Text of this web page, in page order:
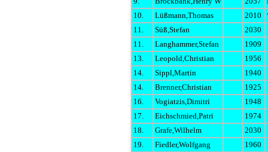
10.
Lüßmann,Thomas 2010
11.
Süß,Stefan
2030
11.
Langhammer,Stefan
1909
13.
Leopold,Christian
1956
14.
Sippl,Martin
1940
14.
Brenner,Christian
1925
16.
Vogiatzis,Dimitri
1948
17.
Eichschmied,Patri
1974
18.
Grafe,Wilhelm
2030
19.
Fiedler,Wolfgang
1960